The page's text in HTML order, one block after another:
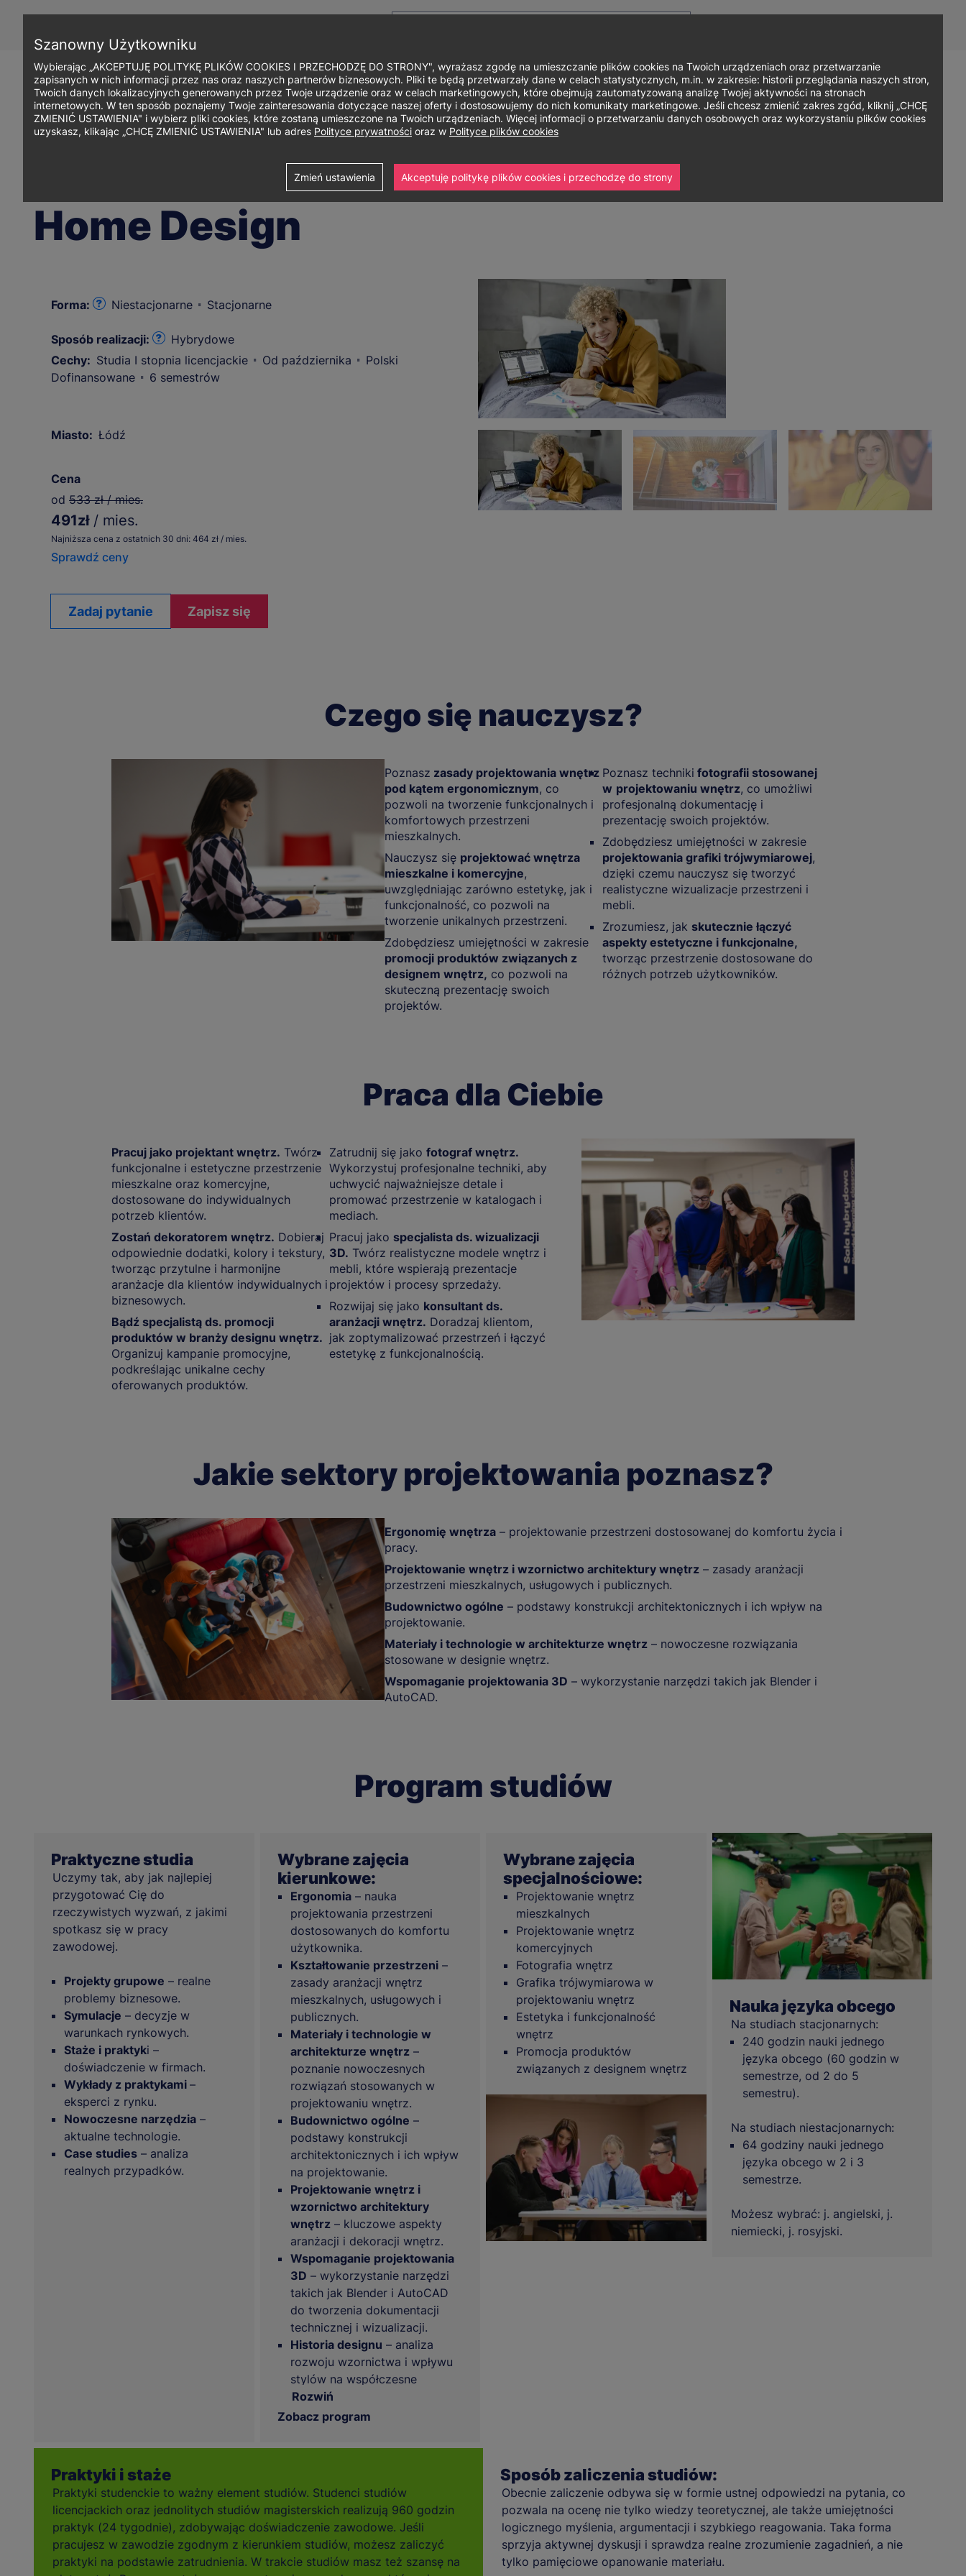
menu
Główne
menu
O uniwersytecie Studia i szkolenia Nauka i badania Współpraca Strefa studenta Zapisz się
nawigacyjna
Home Design
Forma: Niestacjonarne Stacjonarne
Sposób realizacji:
Hybrydowe
Cechy: Studia I stopnia licencjackie Od października
Polski
Dofinansowane
6 semestrów
Miasto: Łódź
Cena
od 533 zł / mies.
491zł / mies.
Najniższa cena z ostatnich 30 dni: 464 zł / mies.
Sprawdź ceny
Zadaj pytanie Zapisz się
Czego się nauczysz?
Poznasz zasady projektowania wnętrz
pod kątem ergonomicznym, co
pozwoli na tworzenie funkcjonalnych i
komfortowych przestrzeni
mieszkalnych.
Nauczysz się projektować wnętrza
mieszkalne i komercyjne,
uwzględniając zarówno estetykę, jak i
funkcjonalność, co pozwoli na
tworzenie unikalnych przestrzeni.
Zdobędziesz umiejętności w zakresie
promocji produktów związanych z
designem wnętrz, co pozwoli na
skuteczną prezentację swoich
projektów.
Poznasz techniki fotografii stosowanej
w projektowaniu wnętrz, co umożliwi
profesjonalną dokumentację i
prezentację swoich projektów.
Zdobędziesz umiejętności w zakresie
projektowania grafiki trójwymiarowej,
dzięki czemu nauczysz się tworzyć
realistyczne wizualizacje przestrzeni i
mebli.
Zrozumiesz, jak skutecznie łączyć
aspekty estetyczne i funkcjonalne,
tworząc przestrzenie dostosowane do
różnych potrzeb użytkowników.
Praca dla Ciebie
Pracuj jako projektant wnętrz. Twórz
funkcjonalne i estetyczne przestrzenie
mieszkalne oraz komercyjne,
dostosowane do indywidualnych
potrzeb klientów.
Zostań dekoratorem wnętrz. Dobieraj
odpowiednie dodatki, kolory i tekstury,
tworząc przytulne i harmonijne
aranżacje dla klientów indywidualnych i
biznesowych.
Bądź specjalistą ds. promocji
produktów w branży designu wnętrz.
Organizuj kampanie promocyjne,
podkreślając unikalne cechy
oferowanych produktów.
Zatrudnij się jako fotograf wnętrz.
Wykorzystuj profesjonalne techniki, aby
uchwycić najważniejsze detale i
promować przestrzenie w katalogach i
mediach.
Pracuj jako specjalista ds. wizualizacji
3D. Twórz realistyczne modele wnętrz i
mebli, które wspierają prezentacje
projektów i procesy sprzedaży.
Rozwijaj się jako konsultant ds.
aranżacji wnętrz. Doradzaj klientom,
jak zoptymalizować przestrzeń i łączyć
estetykę z funkcjonalnością.
Jakie sektory projektowania poznasz?
Ergonomię wnętrza – projektowanie przestrzeni dostosowanej do komfortu życia i
pracy.
Projektowanie wnętrz i wzornictwo architektury wnętrz – zasady aranżacji
przestrzeni mieszkalnych, usługowych i publicznych.
Budownictwo ogólne – podstawy konstrukcji architektonicznych i ich wpływ na
projektowanie.
Materiały i technologie w architekturze wnętrz – nowoczesne rozwiązania
stosowane w designie wnętrz.
Wspomaganie projektowania 3D – wykorzystanie narzędzi takich jak Blender i
AutoCAD.
Program studiów
Praktyczne studia
Uczymy tak, aby jak najlepiej
przygotować Cię do
rzeczywistych wyzwań, z jakimi
spotkasz się w pracy
zawodowej.
Projekty grupowe – realne
problemy biznesowe.
Symulacje – decyzje w
warunkach rynkowych.
Staże i praktyki –
doświadczenie w firmach.
Wykłady z praktykami –
eksperci z rynku.
Nowoczesne narzędzia –
aktualne technologie.
Case studies – analiza
realnych przypadków.
Wybrane zajęcia
kierunkowe:
Ergonomia– nauka
projektowania przestrzeni
dostosowanych do komfortu
użytkownika.
Kształtowanie przestrzeni–
zasady aranżacji wnętrz
mieszkalnych, usługowych i
publicznych.
Materiały i technologie w
architekturze wnętrz–
poznanie nowoczesnych
rozwiązań stosowanych w
projektowaniu wnętrz.
Budownictwo ogólne –
podstawy konstrukcji
architektonicznych i ich wpływ
na projektowanie.
Projektowanie wnętrz i
wzornictwo architektury
wnętrz– kluczowe aspekty
aranżacji i dekoracji wnętrz.
Wspomaganie projektowania
3D – wykorzystanie narzędzi
takich jak Blender i AutoCAD
do tworzenia dokumentacji
technicznej i wizualizacji.
Historia designu – analiza
rozwoju wzornictwa i wpływu
stylów na współczesne
wnętrza.
Rozwiń
Zobacz program
Wybrane zajęcia
specjalnościowe:
Projektowanie wnętrz
mieszkalnych
Projektowanie wnętrz
komercyjnych
Fotografia wnętrz
Grafika trójwymiarowa w
projektowaniu wnętrz
Estetyka i funkcjonalność
wnętrz
Promocja produktów
związanych z designem wnętrz
Nauka języka obcego
Na studiach stacjonarnych:
240 godzin nauki jednego
języka obcego (60 godzin w
semestrze, od 2 do 5
semestru).
Na studiach niestacjonarnych:
64 godziny nauki jednego
języka obcego w 2 i 3
semestrze.
Możesz wybrać: j. angielski, j.
niemiecki, j. rosyjski.
Praktyki i staże
Praktyki studenckie to ważny element studiów. Studenci studiów
licencjackich oraz jednolitych studiów magisterskich realizują 960 godzin
praktyk (24 tygodnie), zdobywając doświadczenie zawodowe. Jeśli
pracujesz w zawodzie zgodnym z kierunkiem studiów, możesz zaliczyć
praktyki na podstawie zatrudnienia. W trakcie studiów masz też szansę na
Sposób zaliczenia studiów:
Obecnie zaliczenie odbywa się w formie ustnej odpowiedzi na pytania, co
pozwala na ocenę nie tylko wiedzy teoretycznej, ale także umiejętności
logicznego myślenia, argumentacji i szybkiego reagowania. Taka forma
sprzyja aktywnej dyskusji i sprawdza realne zrozumienie zagadnień, a nie
tylko pamięciowe opanowanie materiału.
Szanowny Użytkowniku
Wybierając „AKCEPTUJĘ POLITYKĘ PLIKÓW COOKIES I PRZECHODZĘ DO STRONY", wyrażasz zgodę na umieszczanie plików cookies na Twoich urządzeniach oraz przetwarzanie
zapisanych w nich informacji przez nas oraz naszych partnerów biznesowych. Pliki te będą przetwarzały dane w celach statystycznych, m.in. w zakresie: historii przeglądania naszych stron,
Twoich danych lokalizacyjnych generowanych przez Twoje urządzenie oraz w celach marketingowych, które obejmują zautomatyzowaną analizę Twojej aktywności na stronach
internetowych. W ten sposób poznajemy Twoje zainteresowania dotyczące naszej oferty i dostosowujemy do nich komunikaty marketingowe. Jeśli chcesz zmienić zakres zgód, kliknij „CHCĘ
ZMIENIĆ USTAWIENIA" i wybierz pliki cookies, które zostaną umieszczone na Twoich urządzeniach. Więcej informacji o przetwarzaniu danych osobowych oraz wykorzystaniu plików cookies
uzyskasz, klikając „CHCĘ ZMIENIĆ USTAWIENIA" lub adres Polityce prywatności oraz w Polityce plików cookies
Zmień ustawienia Akceptuję politykę plików cookies i przechodzę do strony